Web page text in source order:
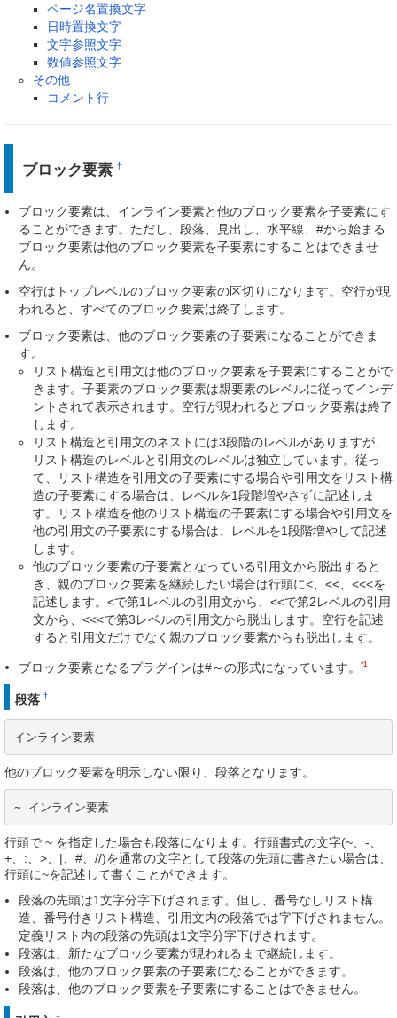
ページ名置換文字
日時置換文字
文字参照文字
数値参照文字
その他
コメント行
ブロック要素†
ブロック要素は、インライン要素と他のブロック要素を子要素にす
ることができます。ただし、段落、見出し、水平線、#から始まる
ブロック要素は他のブロック要素を子要素にすることはできませ
ん。
空行はトップレベルのブロック要素の区切りになります。空行が現
われると、すべてのブロック要素は終了します。
ブロック要素は、他のブロック要素の子要素になることができま
す。
リスト構造と引用文は他のブロック要素を子要素にすることがで
きます。子要素のブロック要素は親要素のレベルに従ってインデ
ントされて表示されます。空行が現われるとブロック要素は終了
します。
リスト構造と引用文のネストには3段階のレベルがありますが、
リスト構造のレベルと引用文のレベルは独立しています。従っ
て、リスト構造を引用文の子要素にする場合や引用文をリスト構
造の子要素にする場合は、レベルを1段階増やさずに記述しま
す。リスト構造を他のリスト構造の子要素にする場合や引用文を
他の引用文の子要素にする場合は、レベルを1段階増やして記述
します。
他のブロック要素の子要素となっている引用文から脱出すると
き、親のブロック要素を継続したい場合は行頭に<、<<、<<<を
記述します。<で第1レベルの引用文から、<<で第2レベルの引用
文から、<<<で第3レベルの引用文から脱出します。空行を記述
すると引用文だけでなく親のブロック要素からも脱出します。
ブロック要素となるプラグインは#～の形式になっています。 *1
段落 †
インライン要素
他のブロック要素を明示しない限り、段落となります。
~ インライン要素
行頭で ~ を指定した場合も段落になります。行頭書式の文字(~、-、
+、:、>、|、#、//)を通常の文字として段落の先頭に書きたい場合は、
行頭に~を記述して書くことができます。
段落の先頭は1文字分字下げされます。但し、番号なしリスト構
造、番号付きリスト構造、引用文内の段落では字下げされません。
定義リスト内の段落の先頭は1文字分字下げされます。
段落は、新たなブロック要素が現われるまで継続します。
段落は、他のブロック要素の子要素になることができます。
段落は、他のブロック要素を子要素にすることはできません。